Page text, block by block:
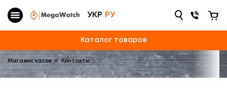
УКР РУ
Каталог товаров
Магазин часов » Контакты